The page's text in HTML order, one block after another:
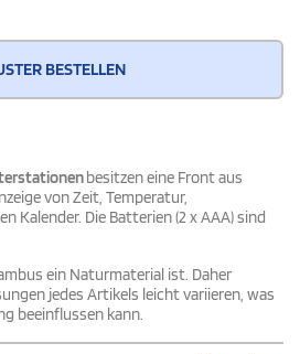
BESTELLEN
besitzen eine Front aus
von Zeit, Temperatur,
Kalender. Die Batterien (2 x AAA) sind
ein Naturmaterial ist. Daher
jedes Artikels leicht variieren, was
beeinflussen kann.